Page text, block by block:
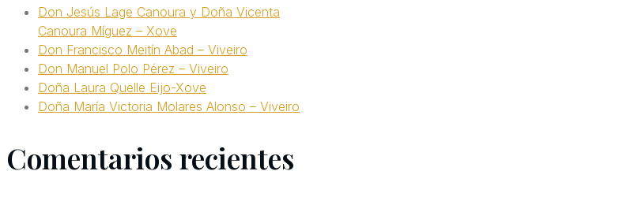
Don Jesús Lage Canoura y Doña Vicenta
Canoura Míguez – Xove
Don Francisco Meitín Abad – Viveiro
Don Manuel Polo Pérez – Viveiro
Doña Laura Quelle Eijo-Xove
Doña María Victoria Molares Alonso – Viveiro
Comentarios recientes